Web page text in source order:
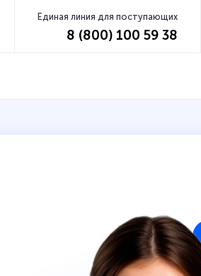
Единая линия для поступающих
8 (800) 100 59 38